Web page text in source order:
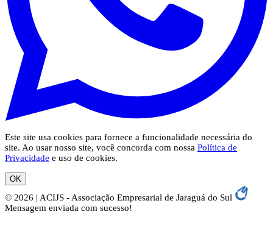
Este site usa cookies para fornece a funcionalidade necessária do
site. Ao usar nosso site, você concorda com nossa Política de
Privacidade e uso de cookies.
OK
© 2026 | ACIJS - Associação Empresarial de Jaraguá do Sul
Mensagem enviada com sucesso!